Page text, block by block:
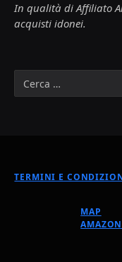
In qualità di Affiliato
acquisti idonei.
TERMINI E
MAP